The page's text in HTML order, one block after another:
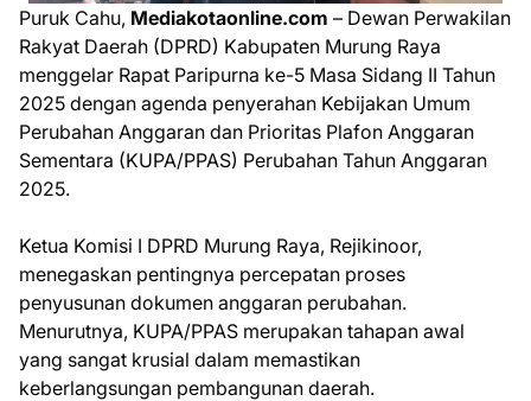
Puruk Cahu, Mediakotaonline.com – Dewan Perwakilan
Rakyat Daerah (DPRD) Kabupaten Murung Raya
menggelar Rapat Paripurna ke-5 Masa Sidang II Tahun
2025 dengan agenda penyerahan Kebijakan Umum
Perubahan Anggaran dan Prioritas Plafon Anggaran
Sementara (KUPA/PPAS) Perubahan Tahun Anggaran
2025.
Ketua Komisi I DPRD Murung Raya, Rejikinoor,
menegaskan pentingnya percepatan proses
penyusunan dokumen anggaran perubahan.
Menurutnya, KUPA/PPAS merupakan tahapan awal
yang sangat krusial dalam memastikan
keberlangsungan pembangunan daerah.